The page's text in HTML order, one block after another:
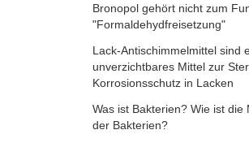
Bronopol gehört nicht zum
"Formaldehydfreisetzung"
Lack-Antischimmelmittel sind
unverzichtbares Mittel zur
Korrosionsschutz in Lacken
Was ist Bakterien? Wie ist die
der Bakterien?